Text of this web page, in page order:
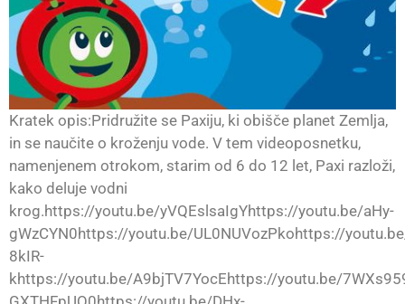
Kratek opis:Pridružite se Paxiju, ki obišče planet Zemlja,
in se naučite o kroženju vode. V tem videoposnetku,
namenjenem otrokom, starim od 6 do 12 let, Paxi razloži,
kako deluje vodni
krog.https://youtu.be/yVQEslsaIgYhttps://youtu.be/aHy-
gWzCYN0https://youtu.be/UL0NUVozPkohttps://
8kIR-
khttps://youtu.be/A9bjTV7YocEhttps://youtu.be/